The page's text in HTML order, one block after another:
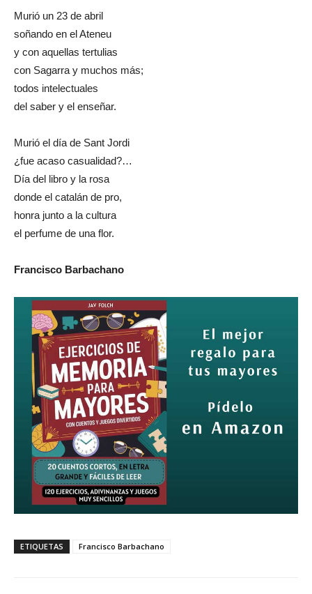
Murió un 23 de abril
soñando en el Ateneu
y con aquellas tertulias
con Sagarra y muchos más;
todos intelectuales
del saber y el enseñar.
Murió el día de Sant Jordi
¿fue acaso casualidad?…
Día del libro y la rosa
donde el catalán de pro,
honra junto a la cultura
el perfume de una flor.
Francisco Barbachano
ETIQUETAS Francisco Barbachano